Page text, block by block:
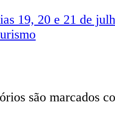
19, 20 e 21 de
são marcados